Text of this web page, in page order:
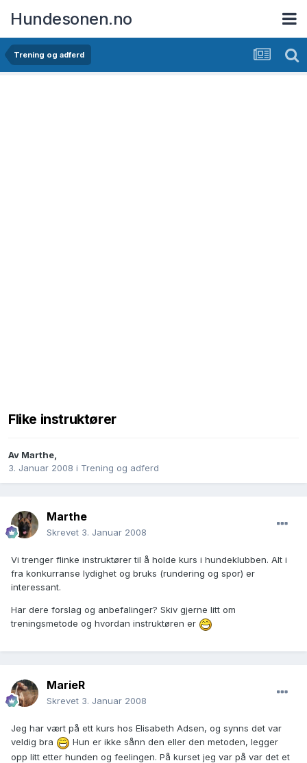
Hundesonen.no
Trening og adferd
Flike instruktører
Av Marthe,
3. Januar 2008 i Trening og adferd
Marthe
Skrevet 3. Januar 2008
Vi trenger flinke instruktører til å holde kurs i hundeklubben. Alt i
fra konkurranse lydighet og bruks (rundering og spor) er
interessant.
Har dere forslag og anbefalinger? Skiv gjerne litt om
treningsmetode og hvordan instruktøren er
MarieR
Skrevet 3. Januar 2008
Jeg har vært på ett kurs hos Elisabeth Adsen, og synns det var
veldig bra
Hun er ikke sånn den eller den metoden, legger
opp litt etter hunden og feelingen. På kurset jeg var på var det et